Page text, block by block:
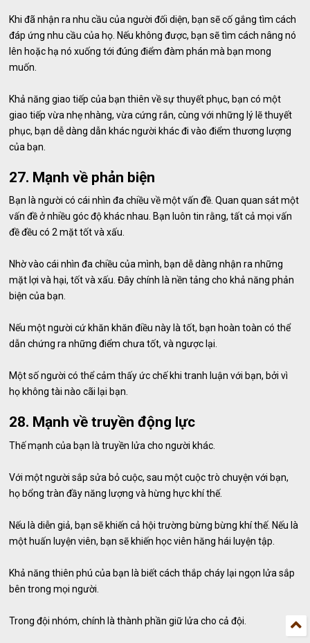
Khi đã nhận ra nhu cầu của người đối diện, bạn sẽ cố gắng tìm cách
đáp ứng nhu cầu của họ. Nếu không được, bạn sẽ tìm cách nâng nó
lên hoặc hạ nó xuống tới đúng điểm đàm phán mà bạn mong
muốn.
Khả năng giao tiếp của bạn thiên về sự thuyết phục, bạn có một
giao tiếp vừa nhẹ nhàng, vừa cứng rắn, cùng với những lý lẽ thuyết
phục, bạn dễ dàng dẫn khác người khác đi vào điểm thương lượng
của bạn.
27. Mạnh về phản biện
Bạn là người có cái nhìn đa chiều về một vấn đề. Quan quan sát một
vấn đề ở nhiều góc độ khác nhau. Bạn luôn tin rằng, tất cả mọi vấn
đề đều có 2 mặt tốt và xấu.
Nhờ vào cái nhìn đa chiều của mình, bạn dễ dàng nhận ra những
mặt lợi và hại, tốt và xấu. Đây chính là nền tảng cho khả năng phản
biện của bạn.
Nếu một người cứ khăn khăn điều này là tốt, bạn hoàn toàn có thể
dẫn chứng ra những điểm chưa tốt, và ngược lại.
Một số người có thể cảm thấy ức chế khi tranh luận với bạn, bởi vì
họ không tài nào cãi lại bạn.
28. Mạnh về truyền động lực
Thế mạnh của bạn là truyền lửa cho người khác.
Với một người sắp sửa bỏ cuộc, sau một cuộc trò chuyện với bạn,
họ bổng tràn đầy năng lượng và hừng hực khí thế.
Nếu là diễn giả, bạn sẽ khiến cả hội trường bừng bừng khí thế. Nếu là
một huấn luyện viên, bạn sẽ khiến học viên hăng hái luyện tập.
Khả năng thiên phú của bạn là biết cách thắp cháy lại ngọn lửa sắp
bên trong mọi người.
Trong đội nhóm, chính là thành phần giữ lửa cho cả đội.